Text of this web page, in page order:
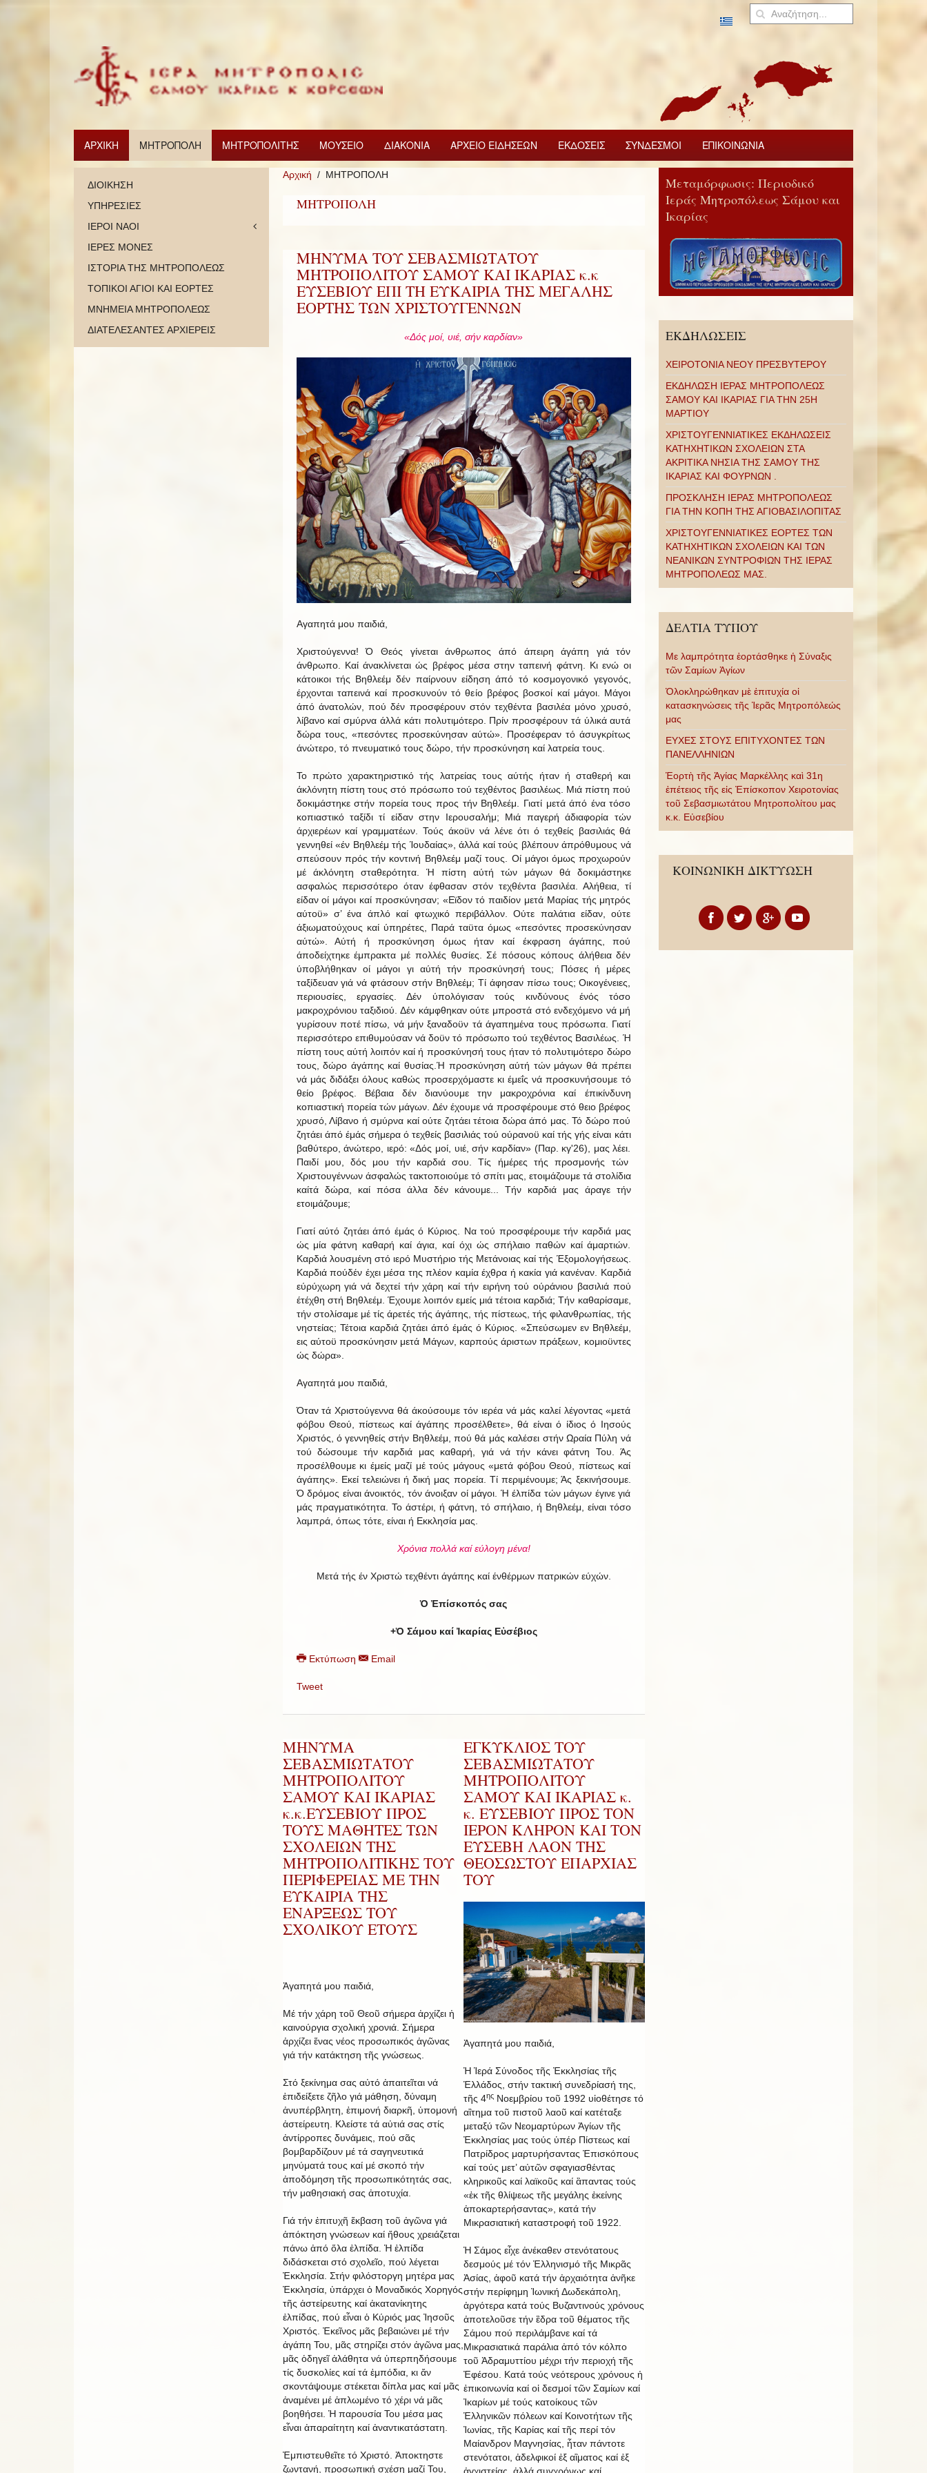
ΑΡΧΙΚΗ ΜΗΤΡΟΠΟΛΗ ΜΗΤΡΟΠΟΛΙΤΗΣ ΜΟΥΣΕΙΟ ΔΙΑΚΟΝΙΑ ΑΡΧΕΙΟ ΕΙΔΗΣΕΩΝ ΕΚΔΟΣΕΙΣ ΣΥΝΔΕΣΜΟΙ ΕΠΙΚΟΙΝΩΝΙΑ
Αρχική ΜΗΤΡΟΠΟΛΗ
ΜΗΤΡΟΠΟΛΗ
ΜΗΝΥΜΑ ΤΟΥ ΣΕΒΑΣΜΙΩΤΑΤΟΥ
ΜΗΤΡΟΠΟΛΙΤΟΥ ΣΑΜΟΥ ΚΑΙ ΙΚΑΡΙΑΣ κ.κ
ΕΥΣΕΒΙΟΥ ΕΠΙ ΤΗ ΕΥΚΑΙΡΙΑ ΤΗΣ ΜΕΓΑΛΗΣ
ΕΟΡΤΗΣ ΤΩΝ ΧΡΙΣΤΟΥΓΕΝΝΩΝ
«Δός μοί, υιέ, σήν καρδίαν»
Αγαπητά μου παιδιά,
Χριστούγεννα! Ό Θεός γίνεται άνθρωπος άπό άπειρη άγάπη γιά τόν
άνθρωπο. Καί άνακλίνεται ώς βρέφος μέσα στην ταπεινή φάτνη. Κι ενώ οι
κάτοικοι τής Βηθλεέμ δέν παίρνουν είδηση άπό τό κοσμογονικό γεγονός,
έρχονται ταπεινά καί προσκυνούν τό θείο βρέφος βοσκοί καί μάγοι. Μάγοι
άπό άνατολών, πού δέν προσφέρουν στόν τεχθέντα βασιλέα μόνο χρυσό,
λίβανο καί σμύρνα άλλά κάτι πολυτιμότερο. Πρίν προσφέρουν τά ύλικά αυτά
δώρα τους, «πεσόντες προσεκύνησαν αύτώ». Προσέφεραν τό άσυγκρίτως
άνώτερο, τό πνευματικό τους δώρο, τήν προσκύνηση καί λατρεία τους.
Το πρώτο χαρακτηριστικό τής λατρείας τους αύτής ήταν ή σταθερή και
άκλόνητη πίστη τους στό πρόσωπο τού τεχθέντος βασιλέως. Μιά πίστη πού
δοκιμάστηκε στήν πορεία τους προς τήν Βηθλεέμ. Γιατί μετά άπό ένα τόσο
κοπιαστικό ταξίδι τί είδαν στην Ιερουσαλήμ; Μιά παγερή άδιαφορία τών
άρχιερέων καί γραμματέων. Τούς άκοϋν νά λένε ότι ό τεχθείς βασιλιάς θά
γεννηθεί «έν Βηθλεέμ τής Ίουδαίας», άλλά καί τούς βλέπουν άπρόθυμους νά
σπεύσουν πρός τήν κοντινή Βηθλεέμ μαζί τους. Οί μάγοι όμως προχωρούν
μέ άκλόνητη σταθερότητα. Ή πίστη αύτή τών μάγων θά δοκιμάστηκε
ασφαλώς περισσότερο όταν έφθασαν στόν τεχθέντα βασιλέα. Αλήθεια, τί
είδαν οί μάγοι καί προσκύνησαν; «Εϊδον τό παιδίον μετά Μαρίας τής μητρός
αύτοϋ» σ’ ένα άπλό καί φτωχικό περιβάλλον. Ούτε παλάτια είδαν, ούτε
άξιωματούχους καί ύπηρέτες, Παρά ταϋτα όμως «πεσόντες προσεκύνησαν
αύτώ». Αύτή ή προσκύνηση όμως ήταν καί έκφραση άγάπης, πού
άποδείχτηκε έμπρακτα μέ πολλές θυσίες. Σέ πόσους κόπους άλήθεια δέν
ύποβλήθηκαν οί μάγοι γι αύτή τήν προσκύνησή τους; Πόσες ή μέρες
ταξίδευαν γιά νά φτάσουν στήν Βηθλεέμ; Τί άφησαν πίσω τους; Οικογένειες,
περιουσίες, εργασίες. Δέν ύπολόγισαν τούς κινδύνους ένός τόσο
μακροχρόνιου ταξιδιού. Δέν κάμφθηκαν ούτε μπροστά στό ενδεχόμενο νά μή
γυρίσουν ποτέ πίσω, νά μήν ξαναδοϋν τά άγαπημένα τους πρόσωπα. Γιατί
περισσότερο επιθυμούσαν νά δοϋν τό πρόσωπο τού τεχθέντος Βασιλέως. Ή
πίστη τους αύτή λοιπόν καί ή προσκύνησή τους ήταν τό πολυτιμότερο δώρο
τους, δώρο άγάπης καί θυσίας.Ή προσκύνηση αύτή τών μάγων θά πρέπει
νά μάς διδάξει όλους καθώς προσερχόμαστε κι έμεΐς νά προσκυνήσουμε τό
θείο βρέφος. Βέβαια δέν διανύουμε την μακροχρόνια καί έπικίνδυνη
κοπιαστική πορεία τών μάγων. Δέν έχουμε νά προσφέρουμε στό θειο βρέφος
χρυσό, Λίβανο ή σμύρνα καί ούτε ζητάει τέτοια δώρα άπό μας. Τό δώρο πού
ζητάει άπό έμάς σήμερα ό τεχθείς βασιλιάς τού ούρανοϋ καί τής γής είναι κάτι
βαθύτερο, άνώτερο, ιερό: «Δός μοί, υιέ, σήν καρδίαν» (Παρ. κγ'26), μας λέει.
Παιδί μου, δός μου τήν καρδιά σου. Τίς ήμέρες τής προσμονής τών
Χριστουγέννων άσφαλώς τακτοποιούμε τό σπίτι μας, ετοιμάζουμε τά στολίδια
καίτά δώρα, καί πόσα άλλα δέν κάνουμε... Τήν καρδιά μας άραγε τήν
ετοιμάζουμε;
Γιατί αύτό ζητάει άπό έμάς ό Κύριος. Να τού προσφέρουμε τήν καρδιά μας
ώς μία φάτνη καθαρή καί άγια, καί όχι ώς σπήλαιο παθών καί άμαρτιών.
Καρδιά λουσμένη στό ιερό Μυστήριο τής Μετάνοιας καί τής Έξομολογήσεως.
Καρδιά πούδέν έχει μέσα της πλέον καμία έχθρα ή κακία γιά κανέναν. Καρδιά
εύρύχωρη γιά νά δεχτεί τήν χάρη καί τήν ειρήνη τού ούράνιου βασιλιά πού
έτέχθη στή Βηθλεέμ. Έχουμε λοιπόν εμείς μιά τέτοια καρδιά; Τήν καθαρίσαμε,
τήν στολίσαμε μέ τίς άρετές τής άγάπης, τής πίστεως, τής φιλανθρωπίας, τής
νηστείας; Τέτοια καρδιά ζητάει άπό έμάς ό Κύριος. «Σπεύσωμεν εν Βηθλεέμ,
εις αύτοϋ προσκύνησιν μετά Μάγων, καρπούς άριστων πράξεων, κομιοϋντες
ώς δώρα».
Αγαπητά μου παιδιά,
Όταν τά Χριστούγεννα θά άκούσουμε τόν ιερέα νά μάς καλεί λέγοντας «μετά
φόβου Θεού, πίστεως καί άγάπης προσέλθετε», θά είναι ό ίδιος ό Ιησούς
Χριστός, ό γεννηθείς στήν Βηθλεέμ, πού θά μάς καλέσει στήν Ωραία Πύλη νά
τού δώσουμε τήν καρδιά μας καθαρή, γιά νά τήν κάνει φάτνη Του. Άς
προσέλθουμε κι έμείς μαζί μέ τούς μάγους «μετά φόβου Θεού, πίστεως καί
άγάπης». Εκεί τελειώνει ή δική μας πορεία. Τί περιμένουμε; Άς ξεκινήσουμε.
Ό δρόμος είναι άνοικτός, τόν άνοιξαν οί μάγοι. Ή έλπίδα τών μάγων έγινε γιά
μάς πραγματικότητα. Το άστέρι, ή φάτνη, τό σπήλαιο, ή Βηθλεέμ, είναι τόσο
λαμπρά, όπως τότε, είναι ή Εκκλησία μας.
Χρόνια πολλά καί εύλογη μένα!
Μετά τής έν Χριστώ τεχθέντι άγάπης καί ένθέρμων πατρικών εύχών.
Ὁ Ἐπίσκοπός σας
+Ὁ Σάμου καί Ἰκαρίας Εὐσέβιος
Εκτύπωση Email
Tweet
ΜΗΝΥΜΑ
ΣΕΒΑΣΜΙΩΤΑΤΟΥ
ΜΗΤΡΟΠΟΛΙΤΟΥ
ΣΑΜΟΥ ΚΑΙ ΙΚΑΡΙΑΣ
κ.κ.ΕΥΣΕΒΙΟΥ ΠΡΟΣ
ΤΟΥΣ ΜΑΘΗΤΕΣ ΤΩΝ
ΣΧΟΛΕΙΩΝ ΤΗΣ
ΜΗΤΡΟΠΟΛΙΤΙΚΗΣ ΤΟΥ
ΠΕΡΙΦΕΡΕΙΑΣ ΜΕ ΤΗΝ
ΕΥΚΑΙΡΙΑ ΤΗΣ
ΕΝΑΡΞΕΩΣ ΤΟΥ
ΣΧΟΛΙΚΟΥ ΕΤΟΥΣ
Ἀγαπητά μου παιδιά,
Μέ τήν χάρη τοῦ Θεοῦ σήμερα ἀρχίζει ἡ
καινούργια σχολική χρονιά. Σήμερα
ἀρχίζει ἕνας νέος προσωπικός ἀγῶνας
γιά τήν κατάκτηση τῆς γνώσεως.
Στό ξεκίνημα σας αὐτό ἀπαιτεῖται νά
ἐπιδείξετε ζῆλο γιά μάθηση, δύναμη
ἀνυπέρβλητη, ἐπιμονή διαρκῆ, ὑπομονή
ἀστείρευτη. Κλείστε τά αὐτιά σας στίς
ἀντίρροπες δυνάμεις, πού σᾶς
βομβαρδίζουν μέ τά σαγηνευτικά
μηνύματά τους καί μέ σκοπό τήν
ἀποδόμηση τῆς προσωπικότητάς σας,
τήν μαθησιακή σας ἀποτυχία.
Γιά τήν ἐπιτυχῆ ἔκβαση τοῦ ἀγῶνα γιά
ἀπόκτηση γνώσεων καί ἤθους χρειάζεται
πάνω ἀπό ὅλα ἐλπίδα. Ἡ ἐλπίδα
διδάσκεται στό σχολεῖο, πού λέγεται
Ἐκκλησία. Στήν φιλόστοργη μητέρα μας
Ἐκκλησία, ὑπάρχει ὁ Μοναδικός Χορηγός
τῆς ἀστείρευτης καί ἀκατανίκητης
ἐλπίδας, πού εἶναι ὁ Κύριός μας Ἰησοῦς
Χριστός. Ἐκεῖνος μᾶς βεβαιώνει μέ τήν
ἀγάπη Του, μᾶς στηρίζει στόν ἀγῶνα μας,
μᾶς ὁδηγεῖ ἀλάθητα νά ὑπερπηδήσουμε
τίς δυσκολίες καί τά ἐμπόδια, κι ἄν
σκοντάψουμε στέκεται δίπλα μας καί μᾶς
ἀναμένει μέ ἁπλωμένο τό χέρι νά μᾶς
βοηθήσει. Ἡ παρουσία Του μέσα μας
εἶναι ἀπαραίτητη καί ἀναντικατάστατη.
Ἐμπιστευθεῖτε τό Χριστό. Ἀποκτηστε
ζωντανή, προσωπική σχέση μαζί Του,
ΕΓΚΥΚΛΙΟΣ ΤΟΥ
ΣΕΒΑΣΜΙΩΤΑΤΟΥ
ΜΗΤΡΟΠΟΛΙΤΟΥ
ΣΑΜΟΥ ΚΑΙ ΙΚΑΡΙΑΣ κ.
κ. ΕΥΣΕΒΙΟΥ ΠΡΟΣ ΤΟΝ
ΙΕΡΟΝ ΚΛΗΡΟΝ ΚΑΙ ΤΟΝ
ΕΥΣΕΒΗ ΛΑΟΝ ΤΗΣ
ΘΕΟΣΩΣΤΟΥ ΕΠΑΡΧΙΑΣ
ΤΟΥ
Ἀγαπητά μου παιδιά,
Ἡ Ἱερά Σύνοδος τῆς Ἐκκλησίας τῆς
Ἑλλάδος, στήν τακτική συνεδρίασή της,
τῆς 4ης Νοεμβρίου τοῦ 1992 υἱοθέτησε τό
αἲτημα τοῦ πιστοῦ λαοῦ καί κατέταξε
μεταξύ τῶν Νεομαρτύρων Ἁγίων τῆς
Ἐκκλησίας μας τούς ὑπέρ Πίστεως καί
Πατρίδρος μαρτυρήσαντας Ἐπισκόπους
καί τούς μετ’ αὐτῶν σφαγιασθέντας
κληρικοῦς καί λαϊκοῦς καί ἃπαντας τούς
«ἐκ τῆς θλίψεως τῆς μεγάλης ἐκείνης
ἀποκαρτερήσαντας», κατά τήν
Μικρασιατική καταστροφή τοῦ 1922.
Ἡ Σάμος εἶχε ἀνέκαθεν στενότατους
δεσμούς μέ τόν Ἑλληνισμό τῆς Μικρᾶς
Ἀσίας, ἀφοῦ κατά τήν ἀρχαιότητα ἀνῆκε
στήν περίφημη Ἰωνική Δωδεκάπολη,
ἀργότερα κατά τούς Βυζαντινούς χρόνους
ἀποτελοῦσε τήν ἒδρα τοῦ θέματος τῆς
Σάμου πού περιλάμβανε καί τά
Μικρασιατικά παράλια ἀπό τόν κόλπο
τοῦ Ἀδραμυττίου μέχρι τήν περιοχή τῆς
Ἐφέσου. Κατά τούς νεότερους χρόνους ἡ
ἐπικοινωνία καί οἱ δεσμοί τῶν Σαμίων καί
Ἰκαρίων μέ τούς κατοίκους τῶν
Ἑλληνικῶν πόλεων καί Κοινοτήτων τῆς
Ἰωνίας, τῆς Καρίας καί τῆς περί τόν
Μαίανδρον Μαγνησίας, ἦταν πάντοτε
στενότατοι, ἀδελφικοί ἐξ αἳματος καί ἐξ
ΔΙΟΙΚΗΣΗ
ΥΠΗΡΕΣΙΕΣ
ΙΕΡΟΙ ΝΑΟΙ
ΙΕΡΕΣ ΜΟΝΕΣ
ΙΣΤΟΡΙΑ ΤΗΣ ΜΗΤΡΟΠΟΛΕΩΣ
ΤΟΠΙΚΟΙ ΑΓΙΟΙ ΚΑΙ ΕΟΡΤΕΣ
ΜΝΗΜΕΙΑ ΜΗΤΡΟΠΟΛΕΩΣ
ΔΙΑΤΕΛΕΣΑΝΤΕΣ ΑΡΧΙΕΡΕΙΣ
Μεταμόρφωσις: Περιοδικό
Ιεράς Μητροπόλεως Σάμου και
Ικαρίας
ΕΚΔΗΛΩΣΕΙΣ
ΧΕΙΡΟΤΟΝΙΑ ΝΕΟΥ ΠΡΕΣΒΥΤΕΡΟΥ
ΕΚΔΗΛΩΣΗ ΙΕΡΑΣ ΜΗΤΡΟΠΟΛΕΩΣ
ΣΑΜΟΥ ΚΑΙ ΙΚΑΡΙΑΣ ΓΙΑ ΤΗΝ 25Η
ΜΑΡΤΙΟΥ
ΧΡΙΣΤΟΥΓΕΝΝΙΑΤΙΚΕΣ ΕΚΔΗΛΩΣΕΙΣ
ΚΑΤΗΧΗΤΙΚΩΝ ΣΧΟΛΕΙΩΝ ΣΤΑ
ΑΚΡΙΤΙΚΑ ΝΗΣΙΑ ΤΗΣ ΣΑΜΟΥ ΤΗΣ
ΙΚΑΡΙΑΣ ΚΑΙ ΦΟΥΡΝΩΝ .
ΠΡΟΣΚΛΗΣΗ ΙΕΡΑΣ ΜΗΤΡΟΠΟΛΕΩΣ
ΓΙΑ ΤΗΝ ΚΟΠΗ ΤΗΣ ΑΓΙΟΒΑΣΙΛΟΠΙΤΑΣ
ΧΡΙΣΤΟΥΓΕΝΝΙΑΤΙΚΕΣ ΕΟΡΤΕΣ ΤΩΝ
ΚΑΤΗΧΗΤΙΚΩΝ ΣΧΟΛΕΙΩΝ ΚΑΙ ΤΩΝ
ΝΕΑΝΙΚΩΝ ΣΥΝΤΡΟΦΙΩΝ ΤΗΣ ΙΕΡΑΣ
ΜΗΤΡΟΠΟΛΕΩΣ ΜΑΣ.
ΔΕΛΤΙΑ ΤΥΠΟΥ
Με λαμπρότητα ἑορτάσθηκε ἡ Σύναξις
τῶν Σαμίων Ἁγίων
Ὁλοκληρώθηκαν μὲ ἐπιτυχία οἱ
κατασκηνώσεις τῆς Ἱερᾶς Μητροπόλεώς
μας
ΕΥΧΕΣ ΣΤΟΥΣ ΕΠΙΤΥΧΟΝΤΕΣ ΤΩΝ
ΠΑΝΕΛΛΗΝΙΩΝ
Ἑορτὴ τῆς Ἁγίας Μαρκέλλης καὶ 31η
ἐπέτειος τῆς εἰς Ἐπίσκοπον Χειροτονίας
τοῦ Σεβασμιωτάτου Μητροπολίτου μας
κ.κ. Εὐσεβίου
ΚΟΙΝΩΝΙΚΗ ΔΙΚΤΥΩΣΗ